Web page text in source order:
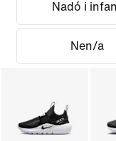
Nadó i
Nen/a